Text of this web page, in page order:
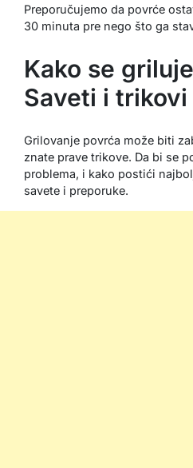
Preporučujemo da povrće
30 minuta pre nego što ga
Kako se
Saveti i trikovi
Grilovanje povrća može biti
znate prave trikove. Da bi se
problema, i kako postići
savete i preporuke.